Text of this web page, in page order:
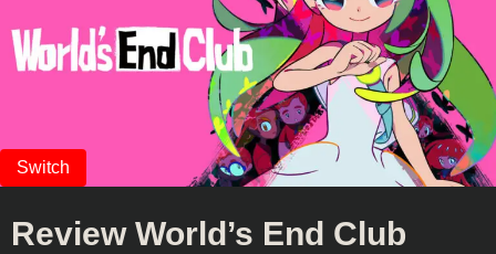
Review World’s End Club